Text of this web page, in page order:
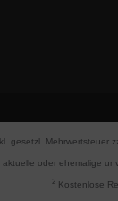
gesetzl. Mehrwertsteuer
aktuelle oder ehemalige
2Kostenlose